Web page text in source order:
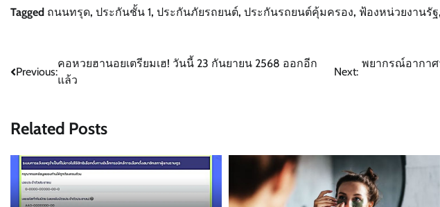
Tagged ถนนทรุด, ประกันชั้น 1, ประกันภัยรถยนต์, ประกันรถยนต์คุ้มครอง, ฟ้องหน่วยงานรัฐ,
Post
Previous:
คอหวยฮานอยเตรียมเฮ! วันนี้ 23 กันยายน 2568 ออกอีก
แล้ว
Next:
พยากรณ์อากาศ
Related Posts